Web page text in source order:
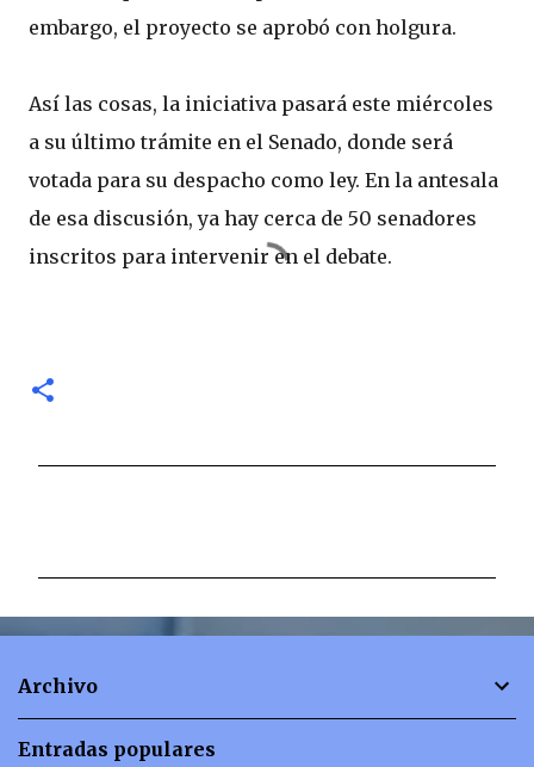
embargo, el proyecto se aprobó con holgura.
Así las cosas, la iniciativa pasará este miércoles
a su último trámite en el Senado, donde será
votada para su despacho como ley. En la antesala
de esa discusión, ya hay cerca de 50 senadores
inscritos para intervenir en el debate.
n
Archivo
Entradas populares